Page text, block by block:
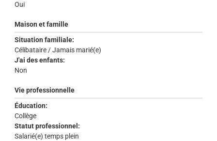
Oui
Maison et famille
Situation familiale:
Célibataire / Jamais marié(e)
J'ai des enfants:
Non
Vie professionnelle
Éducation:
Collège
Statut professionnel:
Salarié(e) temps plein